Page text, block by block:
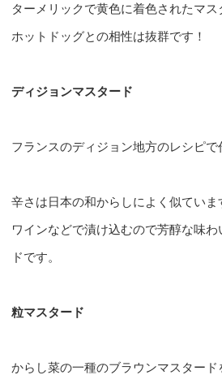
ターメリックで黄色に着色されたマス
ホットドッグとの相性は抜群です！
ディジョンマスタード
フランスのディジョン地方のレシピで
辛さは日本の和からしによく似ていま
ワインなどで漬け込むので芳醇な味
ドです。
粒マスタード
からし菜の一種のブラウンマスタード